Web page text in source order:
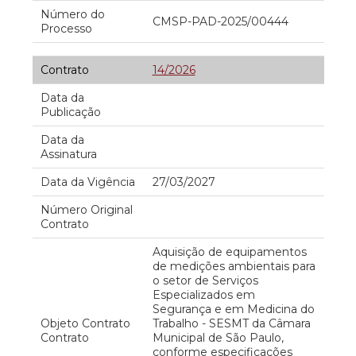
Número do
Processo
CMSP-PAD-2025/00444
Contrato
14/2026
Data da
Publicação
Data da
Assinatura
Data da Vigência
27/03/2027
Número Original
Contrato
Objeto Contrato
Contrato
Aquisição de equipamentos
de medições ambientais para
o setor de Serviços
Especializados em
Segurança e em Medicina do
Trabalho - SESMT da Câmara
Municipal de São Paulo,
conforme especificações